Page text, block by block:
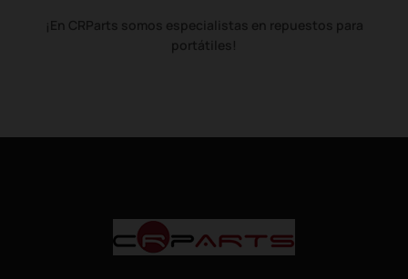
¡En CRParts somos especialistas en repuestos para
portátiles!